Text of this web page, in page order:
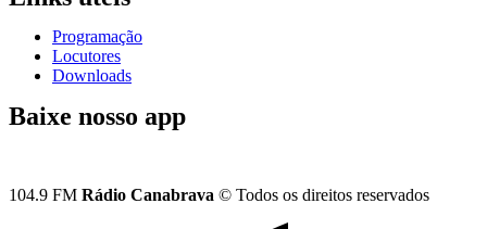
Programação
Locutores
Downloads
Baixe nosso app
104.9 FM Rádio Canabrava © Todos os direitos reservados